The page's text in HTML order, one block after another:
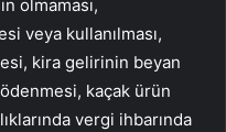
olmaması,
veya kullanılması,
kira gelirinin beyan
kaçak ürün
vergi ihbarında